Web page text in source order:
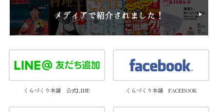
くらづくり本舗 公式LINE くらづくり本舗 FACEBOOK